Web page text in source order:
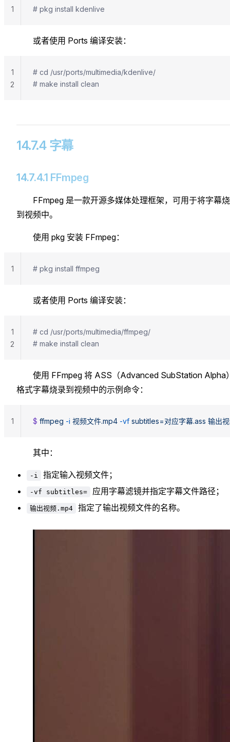
# pkg install kdenlive
1
或者使用 Ports 编译安装：
# cd /usr/ports/multimedia/kdenlive/
# make install clean
1
2
14.7.4 字幕
14.7.4.1 FFmpeg
FFmpeg 是一款开源多媒体处理框架，可用于将字幕
到视频中。
使用 pkg 安装 FFmpeg：
# pkg install ffmpeg
1
或者使用 Ports 编译安装：
# cd /usr/ports/multimedia/ffmpeg/
# make install clean
1
2
使用 FFmpeg 将 ASS（Advanced SubStation Alpha
格式字幕烧录到视频中的示例命令：
$ ffmpeg -i 视频文件.mp4 -vf subtitles=对应字幕.ass 输出
1
其中：
-i 指定输入视频文件；
-vf subtitles= 应用字幕滤镜并指定字幕文件路径；
输出视频.mp4 指定了输出视频文件的名称。